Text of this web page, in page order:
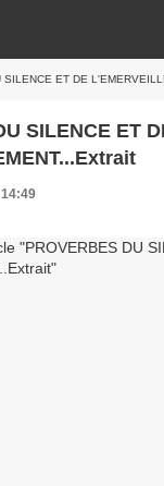
SILENCE ET DE
SILENCE ET